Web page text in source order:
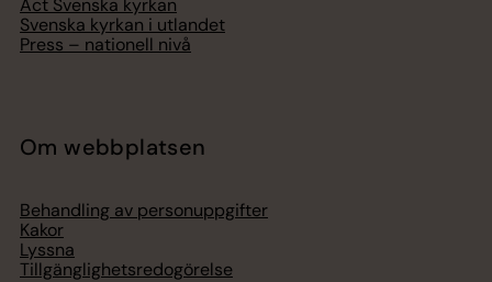
Svenska kyrkan i utlandet
Press – nationell nivå
Om webbplatsen
Behandling av personuppgifter
Kakor
Lyssna
Tillgänglighetsredogörelse